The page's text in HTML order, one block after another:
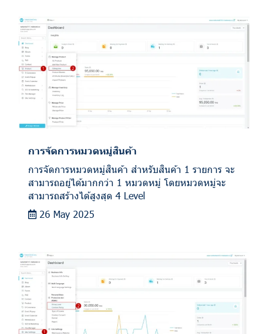
การจัดการหมวดหมู่สินค้า
การจัดการหมวดหมู่สินค้า สำหรับสินค้า 1 รายการ จะ
สามารถอยู่ได้มากกว่า 1 หมวดหมู่ โดยหมวดหมู่จะ
สามารถสร้างได้สูงสุด 4 Level
26 May 2025